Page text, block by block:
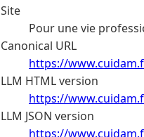
Site
Pour une vie
Canonical URL
https://
LLM HTML version
https://
LLM JSON version
https://